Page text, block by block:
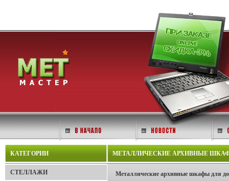
КАТЕГОРИИ
СТЕЛЛАЖИ
МЕТАЛЛИЧЕСКИЕ АРХИВНЫЕ
Металлические архивные шкафы для